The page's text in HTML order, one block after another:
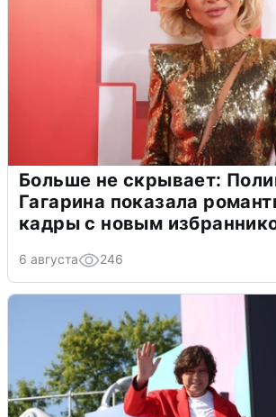
Больше не скрывает:
Гагарина показала
кадры с новым
6 августа 246